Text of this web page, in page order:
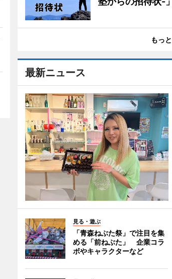
もっ
最新ニュース
見る・遊ぶ
「青森ねぶた祭」で注目を集
める「前ねぶた」 企業コラ
ボやキャラクターなど